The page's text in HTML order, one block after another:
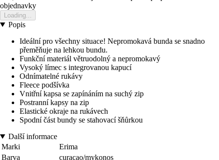
objednavky
Loading...
Popis
Ideální pro všechny situace! Nepromokavá bunda se snadno
přeměňuje na lehkou bundu.
Funkční materiál větruodolný a nepromokavý
Vysoký límec s integrovanou kapucí
Odnímatelné rukávy
Fleece podšívka
Vnitřní kapsa se zapínáním na suchý zip
Postranní kapsy na zip
Elastické okraje na rukávech
Spodní část bundy se stahovací šňůrkou
Další informace
Marki
Erima
Barva
curaçao/mykonos